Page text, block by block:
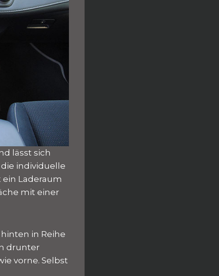
lässt sich
individuelle
Laderaum
mit einer
in Reihe
drunter
vorne. Selbst